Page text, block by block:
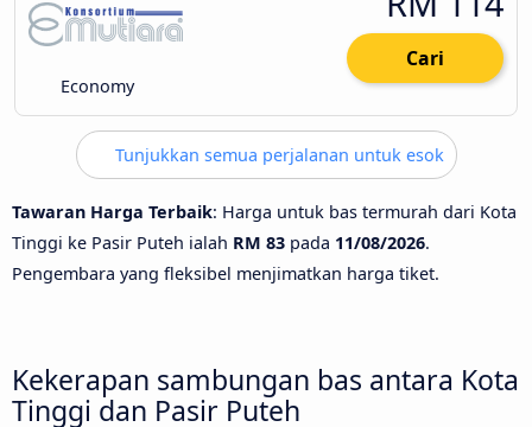
Economy
Cari
Tunjukkan semua perjalanan untuk esok
Tawaran Harga Terbaik: Harga untuk bas termurah dari Kota
Tinggi ke Pasir Puteh ialah RM 83 pada 11/08/2026.
Pengembara yang fleksibel menjimatkan harga tiket.
Kekerapan sambungan bas antara Kota
Tinggi dan Pasir Puteh